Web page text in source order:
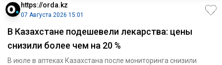
https://orda.kz
07 Августа 2026 15:01
В Казахстане подешевели лекарства: цены
снизили более чем на 20 %
В июле в аптеках Казахстана после мониторинга снизили